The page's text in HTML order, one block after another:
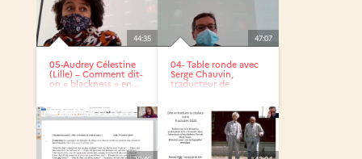
44:35
05-Audrey Célestine
(Lille) – Comment dit-
on « blackness » en...
47:07
04- Table ronde avec
Serge Chauvin,
traducteur de